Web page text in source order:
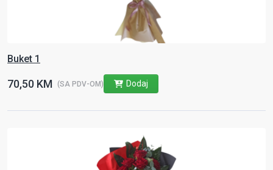
Buket 1
70,50 KM (SA PDV-OM) Dodaj